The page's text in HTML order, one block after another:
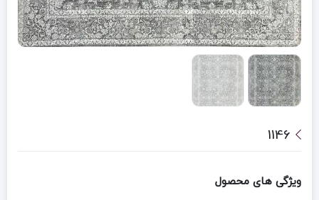
1146
ویژگی های محصول